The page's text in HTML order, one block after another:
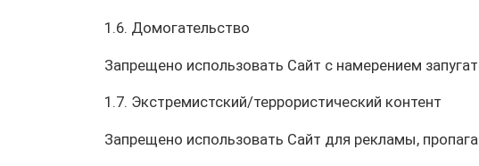
1.6. Домогательство
Запрещено использовать Сайт с намерением
1.7. Экстремистский/террористический контент
Запрещено использовать Сайт для рекламы,